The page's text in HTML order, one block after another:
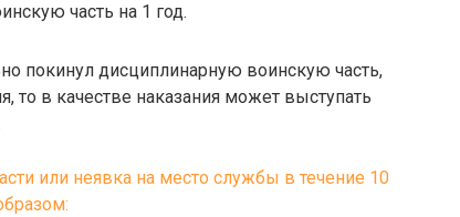
часть на 1 год.
покинул дисциплинарную воинскую часть,
то в качестве наказания может выступать
или неявка на место службы в течение 10